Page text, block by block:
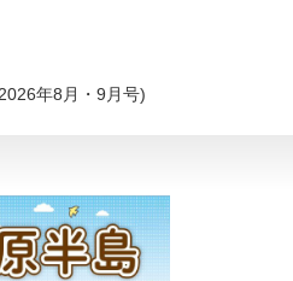
年8月・9月号)